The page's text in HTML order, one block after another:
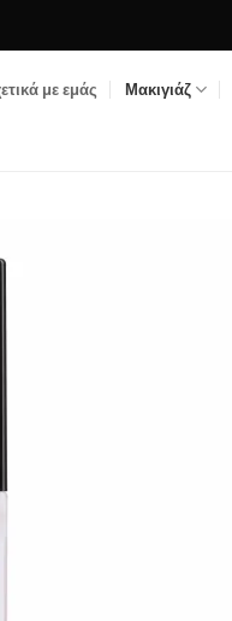
με εμάς Μακιγιάζ